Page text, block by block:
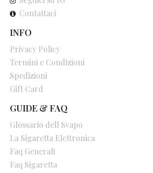
Contattaci
INFO
Privacy Policy
Termini e Condizioni
Spedizioni
Gift Card
GUIDE & FAQ
Glossario dell Svapo
La Sigaretta Elettronica
Faq Generali
Faq Sigaretta